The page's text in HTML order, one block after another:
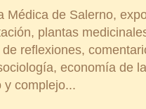
Médica de Salerno,
plantas
reflexiones,
economía de
y complejo...